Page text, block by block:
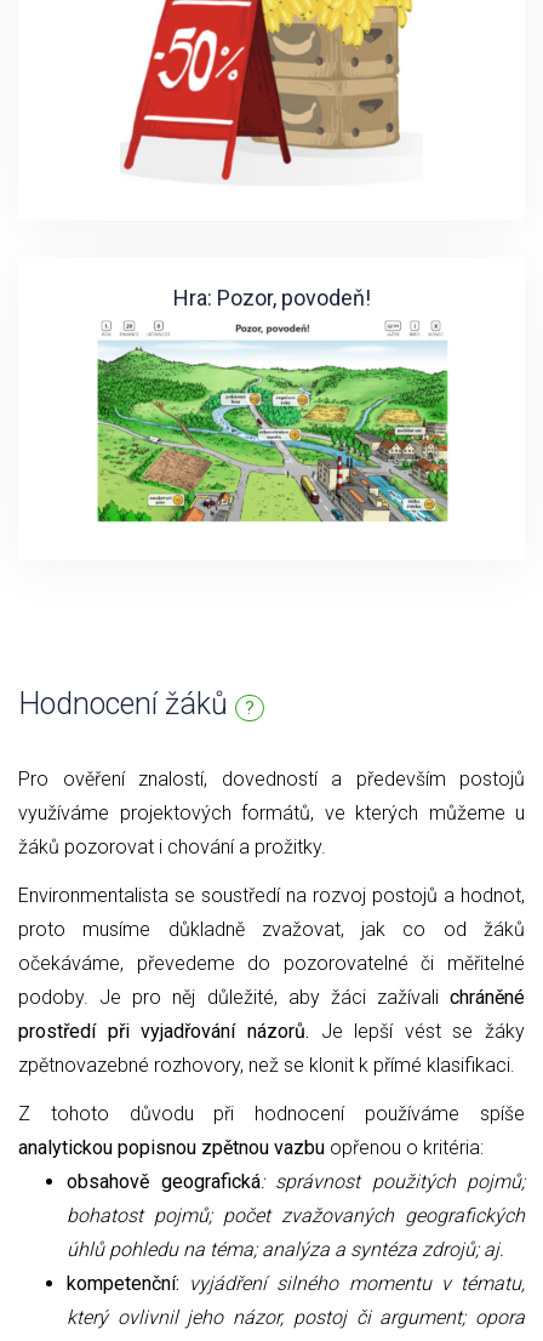
Hra: Pozor, povodeň!
Hodnocení žáků ?
Pro ověření znalostí, dovedností a především postojů
využíváme projektových formátů, ve kterých můžeme u
žáků pozorovat i chování a prožitky.
Environmentalista se soustředí na rozvoj postojů a hodnot,
proto musíme důkladně zvažovat, jak co od žáků
očekáváme, převedeme do pozorovatelné či měřitelné
podoby. Je pro něj důležité, aby žáci zažívali chráněné
prostředí při vyjadřování názorů. Je lepší vést se žáky
zpětnovazebné rozhovory, než se klonit k přímé klasifikaci.
Z tohoto důvodu při hodnocení používáme spíše
analytickou popisnou zpětnou vazbu opřenou o kritéria:
obsahově geografická: správnost použitých pojmů;
bohatost pojmů; počet zvažovaných geografických
úhlů pohledu na téma; analýza a syntéza zdrojů; aj.
kompetenční: vyjádření silného momentu v tématu,
který ovlivnil jeho názor, postoj či argument; opora